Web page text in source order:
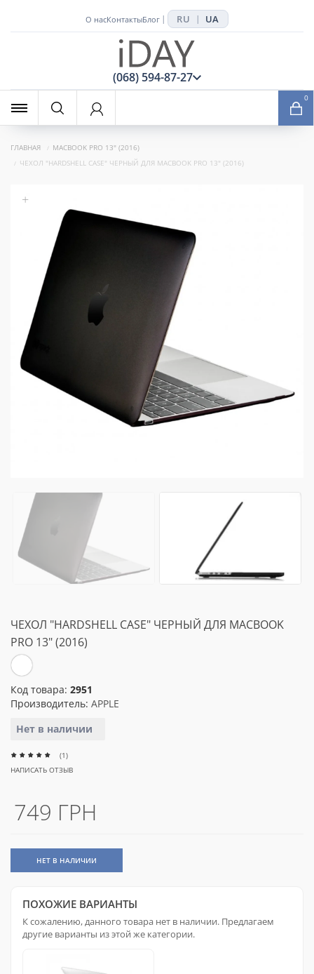
О насКонтактыБлог | RU | UA
(068) 594-87-27
0
ГЛАВНАЯ
MACBOOK PRO 13" (2016)
ЧЕХОЛ "HARDSHELL CASE" ЧЕРНЫЙ ДЛЯ MACBOOK PRO 13" (2016)
+
ЧЕХОЛ "HARDSHELL CASE" ЧЕРНЫЙ ДЛЯ MACBOOK
PRO 13" (2016)
Код товара: 2951
Производитель: APPLE
Нет в наличии
(1)
НАПИСАТЬ ОТЗЫВ
749 ГРН
НЕТ В НАЛИЧИИ
ПОХОЖИЕ ВАРИАНТЫ
К сожалению, данного товара нет в наличии. Предлагаем
другие варианты из этой же категории.